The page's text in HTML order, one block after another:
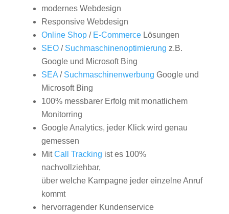
modernes Webdesign
Responsive Webdesign
Online Shop/ E-CommerceLösungen
SEO/ Suchmaschinenoptimierung z.B.
Google und Microsoft Bing
SEA/ Suchmaschinenwerbung Google und
Microsoft Bing
100% messbarer Erfolg mit monatlichem
Monitorring
Google Analytics, jeder Klick wird genau
gemessen
MitCall Tracking ist es 100%
nachvollziehbar,
über welche Kampagne jeder einzelne Anruf
kommt
hervorragender Kundenservice